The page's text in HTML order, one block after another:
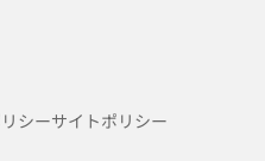
シーサイトポリシー